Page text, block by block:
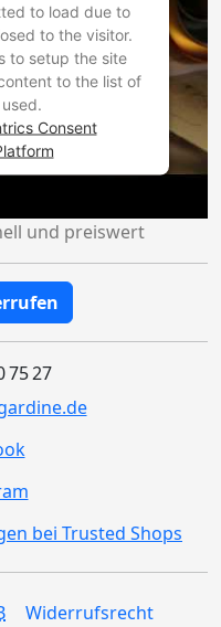
to load due to
to the visitor.
to setup the site
to the list of
Consent
und preiswert
75 27
bei Trusted Shops
Widerrufsrecht